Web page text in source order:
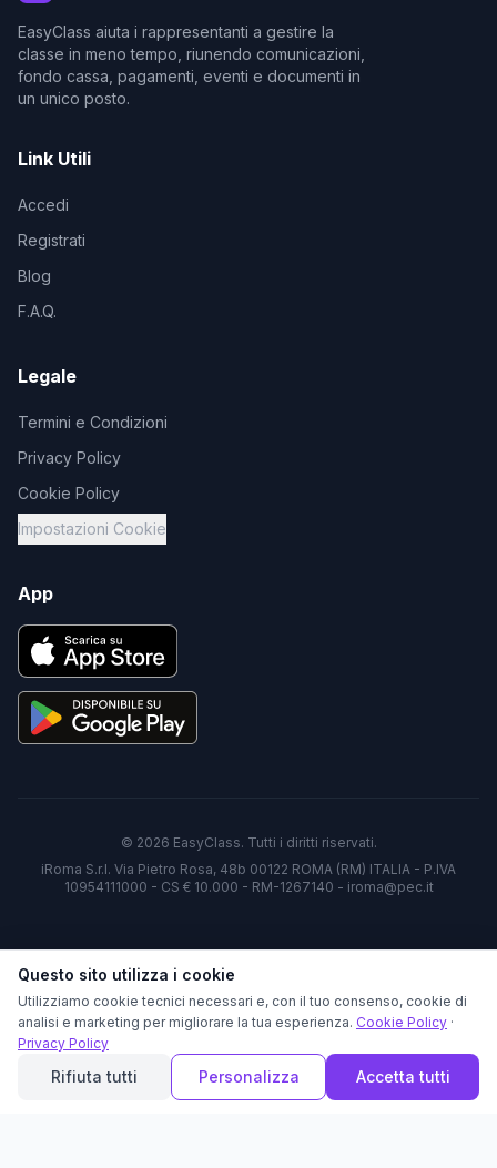
Questo sito utilizza i cookie
Utilizziamo cookie tecnici necessari e, con il tuo consenso, cookie di
analisi e marketing per migliorare la tua esperienza. Cookie Policy ·
Privacy Policy
Rifiuta tutti Personalizza Accetta tutti
EasyClass aiuta i rappresentanti a gestire la
classe in meno tempo, riunendo comunicazioni,
fondo cassa, pagamenti, eventi e documenti in
un unico posto.
Link Utili
Accedi
Registrati
Blog
F.A.Q.
Legale
Termini e Condizioni
Privacy Policy
Cookie Policy
Impostazioni Cookie
App
© 2026 EasyClass. Tutti i diritti riservati.
iRoma S.r.l. Via Pietro Rosa, 48b 00122 ROMA (RM) ITALIA - P.IVA
10954111000 - CS € 10.000 - RM-1267140 - iroma@pec.it